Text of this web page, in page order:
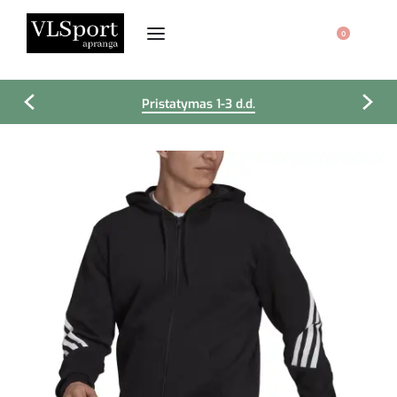
0
Pristatymas 1-3 d.d.